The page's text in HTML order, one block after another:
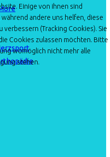
Einige von ihnen sind
andere uns helfen, diese
(Tracking Cookies). Sie
Cookies zulassen möchten. Bitte
womöglich nicht mehr alle
stehen.